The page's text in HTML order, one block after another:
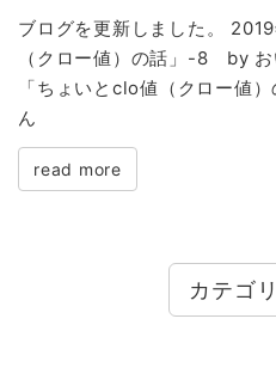
ブログを更新しました。
（クロー値）の話」-8 by
「ちょいとclo値（クロー値
ん
read more
カテゴ